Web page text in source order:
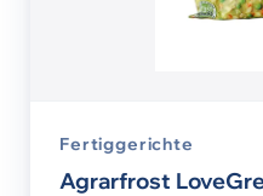
Fertiggerichte
Agrarfrost